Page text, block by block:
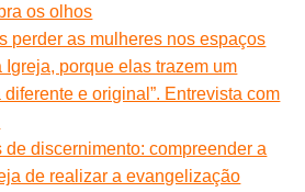
os olhos
perder as mulheres nos espaços
Igreja, porque elas trazem um
diferente e original”. Entrevista com
de discernimento: compreender a
de realizar a evangelização